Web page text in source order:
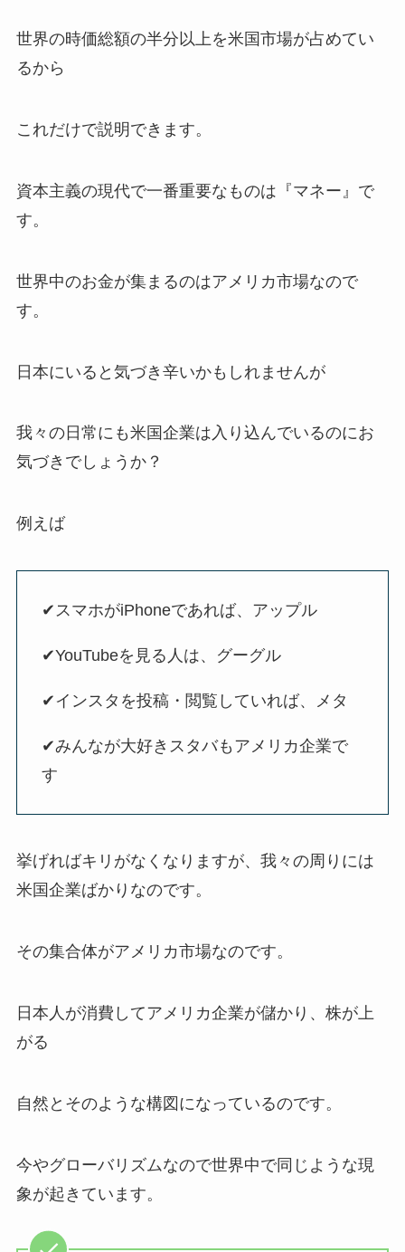
世界の時価総額の半分以上を米国市場が占めてい
るから
これだけで説明できます。
資本主義の現代で一番重要なものは『マネー』で
す。
世界中のお金が集まるのはアメリカ市場なので
す。
日本にいると気づき辛いかもしれませんが
我々の日常にも米国企業は入り込んでいるのにお
気づきでしょうか？
例えば
✔︎スマホがiPhoneであれば、アップル
✔︎YouTubeを見る人は、グーグル
✔︎インスタを投稿・閲覧していれば、メタ
✔︎みんなが大好きスタバもアメリカ企業で
す
挙げればキリがなくなりますが、我々の周りには
米国企業ばかりなのです。
その集合体がアメリカ市場なのです。
日本人が消費してアメリカ企業が儲かり、株が上
がる
自然とそのような構図になっているのです。
今やグローバリズムなので世界中で同じような現
象が起きています。